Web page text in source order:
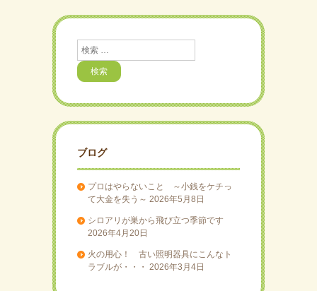
検
索
ブログ
プロはやらないこと ～小銭をケチっ
て大金を失う～ 2026年5月8日
シロアリが巣から飛び立つ季節です
2026年4月20日
火の用心！ 古い照明器具にこんなト
ラブルが・・・
2026年3月4日